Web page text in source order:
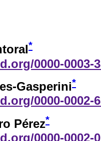
*
0000-0003-
Gasperini*
0000-0002-
Pérez*
0000-0002-